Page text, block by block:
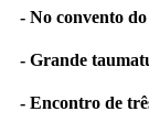
- No convento
- Grande
- Encontro de